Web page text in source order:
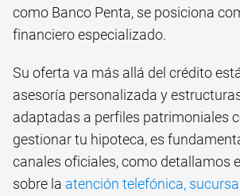
como Banco Penta, se posiciona
financiero especializado.
Su oferta va más allá del crédito
asesoría personalizada y
adaptadas a perfiles patrimoniales
gestionar tu hipoteca, es
canales oficiales, como detallamos
sobre la atención telefónica,